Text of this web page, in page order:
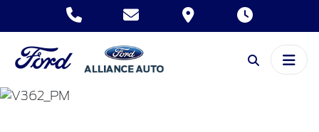
TOURNEO
CUSTOM